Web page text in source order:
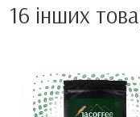
16 інших